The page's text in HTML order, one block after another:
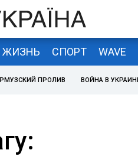
ЖИЗНЬ СПОРТ WAVE
ПРОЛИВ ВОЙНА В